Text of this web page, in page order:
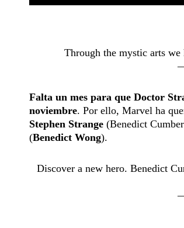
Through the mystic arts we
Falta un mes para que Doctor
noviembre. Por ello, Marvel ha
Stephen Strange (Benedict
(Benedict Wong).
Discover a new hero. Benedict